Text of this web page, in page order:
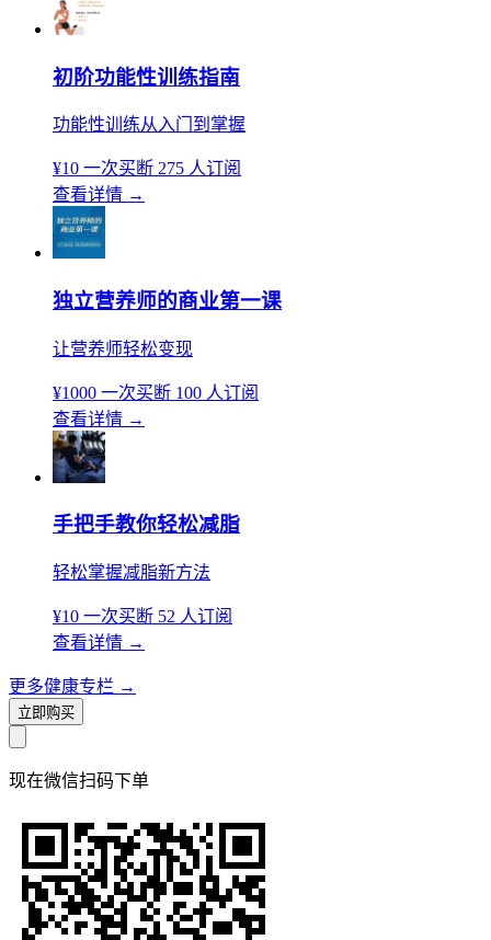
初阶功能性训练指南
功能性训练从入门到掌握
¥10 一次买断 275 人订阅
查看详情 →
独立营养师的商业第一课
让营养师轻松变现
¥1000 一次买断 100 人订阅
查看详情 →
手把手教你轻松减脂
轻松掌握减脂新方法
¥10 一次买断 52 人订阅
查看详情 →
更多健康专栏 →
立即购买
现在微信扫码下单